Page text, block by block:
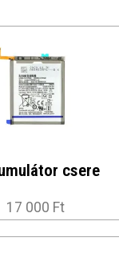
csere
17 000 Ft